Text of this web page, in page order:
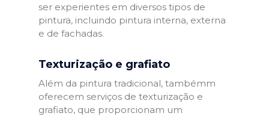
ser experientes em diversos tipos de
pintura, incluindo pintura interna, externa
e de fachadas.
Texturização e grafiato
Além da pintura tradicional, tambémm
oferecem serviços de texturização e
grafiato, que proporcionam um